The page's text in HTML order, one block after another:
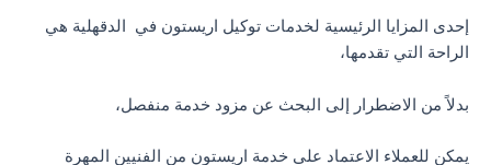
إحدى المزايا الرئيسية لخدمات توكيل اريستون في الدقهلية هي
الراحة التي تقدمها،
بدلاً من الاضطرار إلى البحث عن مزود خدمة منفصل،
يمكن للعملاء الاعتماد على خدمة اريستون من الفنيين المهرة